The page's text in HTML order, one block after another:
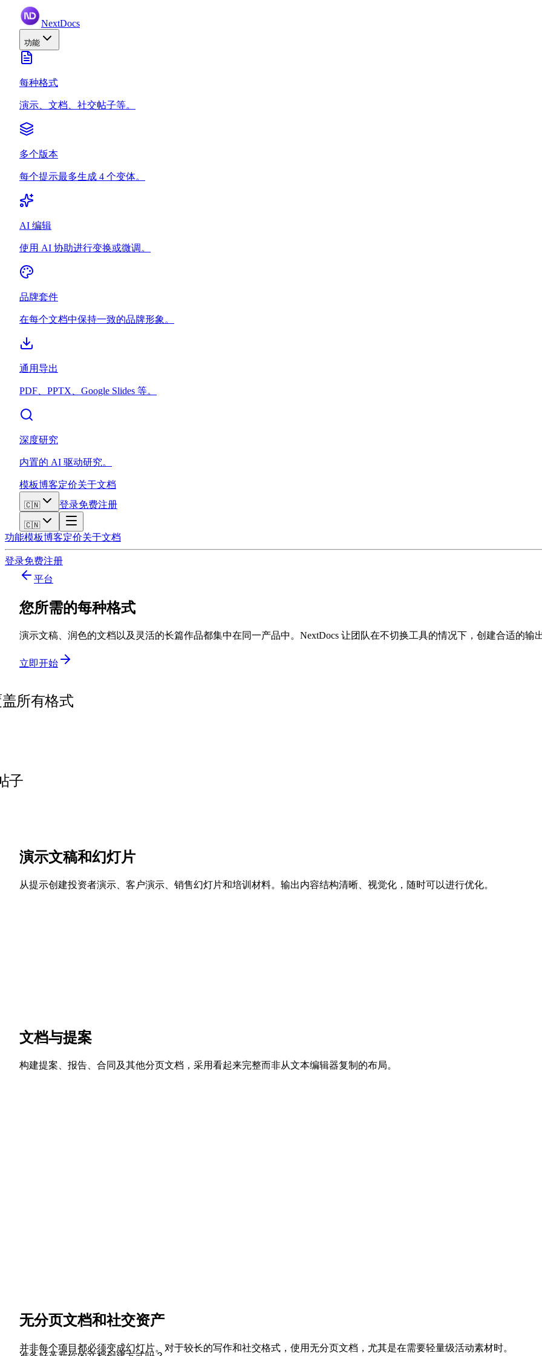
NextDocs
功能
每种格式
演示、文档、社交帖子等。
多个版本
每个提示最多生成 4 个变体。
AI 编辑
使用 AI 协助进行变换或微调。
品牌套件
在每个文档中保持一致的品牌形象。
通用导出
PDF、PPTX、Google Slides 等。
深度研究
内置的 AI 驱动研究。
模板博客定价关于文档
🇨🇳 登录免费注册
🇨🇳
功能模板博客定价关于文档
登录免费注册
平台
您所需的每种格式
演示文稿、润色的文档以及灵活的长篇作品都集中在同一产品中。NextDocs 让团队在不切换工具的情况下，创建合适的输
立即开始
所有格式
子
演示文稿和幻灯片
从提示创建投资者演示、客户演示、销售幻灯片和培训材料。输出内容结构清晰、视觉化，随时可以进行优化。
文档与提案
构建提案、报告、合同及其他分页文档，采用看起来完整而非从文本编辑器复制的布局。
无分页文档和社交资产
并非每个项目都必须变成幻灯片。对于较长的写作和社交格式，使用无分页文档，尤其是在需要轻量级活动素材时。